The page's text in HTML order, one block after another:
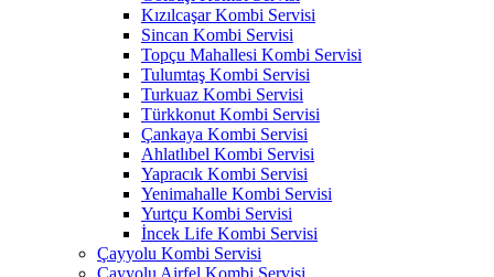
Kızılcaşar Kombi Servisi
Sincan Kombi Servisi
Topçu Mahallesi Kombi Servisi
Tulumtaş Kombi Servisi
Turkuaz Kombi Servisi
Türkkonut Kombi Servisi
Çankaya Kombi Servisi
Ahlatlıbel Kombi Servisi
Yapracık Kombi Servisi
Yenimahalle Kombi Servisi
Yurtçu Kombi Servisi
İncek Life Kombi Servisi
Çayyolu Kombi Servisi